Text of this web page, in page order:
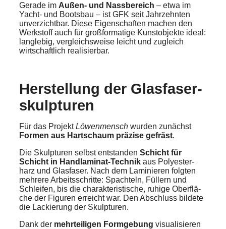
Gerade im Außen- und Nassbe­reich – etwa im
Yacht- und Boots­bau – ist GFK seit Jahrzehn­ten
unver­zicht­bar. Diese Eigen­schaf­ten machen den
Werkstoff auch für großfor­ma­ti­ge Kunst­ob­jek­te ideal:
langle­big, vergleichs­wei­se leicht und zugleich
wirtschaft­lich reali­sier­bar.
Herstel­lung der Glasfa­ser­
skulp­tu­ren
Für das ProjektLöwen­mensch wurden zunächst
Formen aus Hartschaum präzise gefräst.
Die Skulp­tu­ren selbst entstan­den Schicht für
Schicht in Handla­mi­nat-Technik aus Polyes­ter­
harz und Glasfa­ser. Nach dem Laminie­ren folgten
mehrere Arbeits­schrit­te: Spach­teln, Füllern und
Schlei­fen, bis die charak­te­ris­ti­sche, ruhige Oberflä­
che der Figuren erreicht war. Den Abschluss bildete
die Lackie­rung der Skulp­tu­ren.
Dank der mehrtei­li­gen Formge­bung visua­li­sie­ren